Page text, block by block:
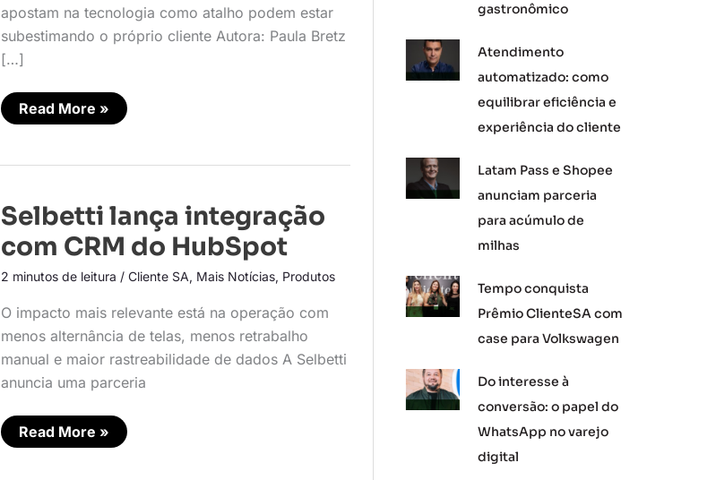
apostam na tecnologia como atalho podem estar
subestimando o próprio cliente Autora: Paula Bretz
[…]
Read More »
Selbetti lança integração
com CRM do HubSpot
2 minutos de leitura / Cliente SA, Mais Notícias, Produtos
O impacto mais relevante está na operação com
menos alternância de telas, menos retrabalho
manual e maior rastreabilidade de dados A Selbetti
anuncia uma parceria
Selbetti
lança
integração
com
do
Read More »
gastronômico
Atendimento
automatizado: como
equilibrar eficiência e
experiência do cliente
Latam Pass e Shopee
anunciam parceria
para acúmulo de
milhas
Tempo conquista
Prêmio ClienteSA com
case para Volkswagen
Do interesse à
conversão: o papel do
WhatsApp no varejo
digital